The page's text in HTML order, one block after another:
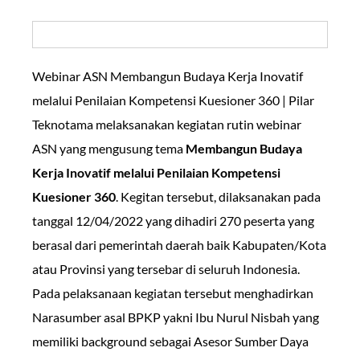
Webinar ASN Membangun Budaya Kerja Inovatif
melalui Penilaian Kompetensi Kuesioner 360 | Pilar
Teknotama melaksanakan kegiatan rutin webinar
ASN yang mengusung tema Membangun Budaya
Kerja Inovatif melalui Penilaian Kompetensi
Kuesioner 360. Kegitan tersebut, dilaksanakan pada
tanggal 12/04/2022 yang dihadiri 270 peserta yang
berasal dari pemerintah daerah baik Kabupaten/Kota
atau Provinsi yang tersebar di seluruh Indonesia.
Pada pelaksanaan kegiatan tersebut menghadirkan
Narasumber asal BPKP yakni Ibu Nurul Nisbah yang
memiliki background sebagai Asesor Sumber Daya